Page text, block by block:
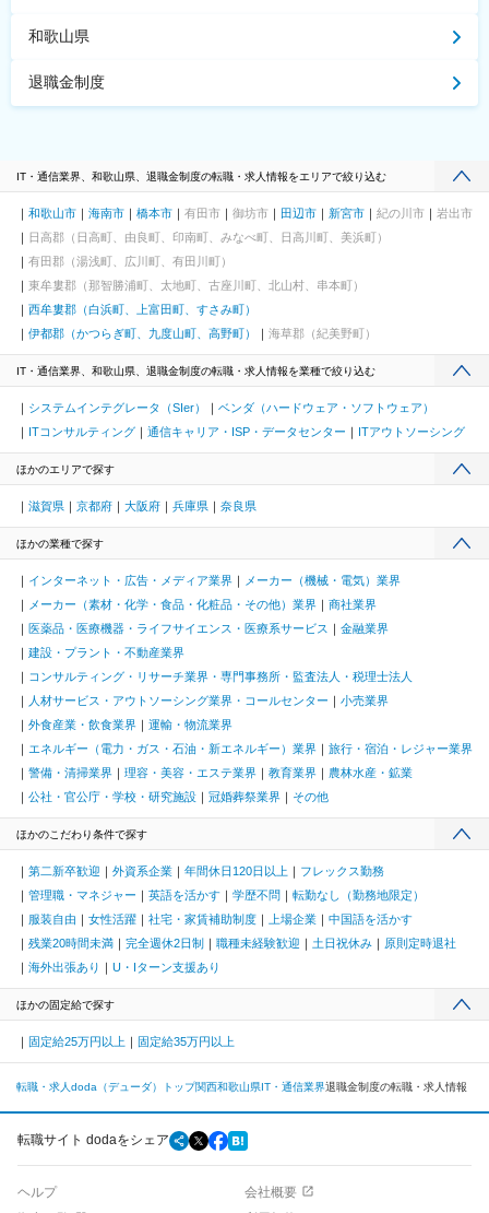
和歌山県
退職金制度
IT・通信業界、和歌山県、退職金制度の転職・求人情報をエリアで絞り込む
和歌山市 海南市 橋本市 有田市 御坊市 田辺市 新宮市 紀の川市
岩出市
日高郡（日高町、由良町、印南町、みなべ町、日高川町、美浜町）
有田郡（湯浅町、広川町、有田川町）
東牟婁郡（那智勝浦町、太地町、古座川町、北山村、串本町）
西牟婁郡（白浜町、上富田町、すさみ町）
伊都郡（かつらぎ町、九度山町、高野町）
海草郡（紀美野町）
IT・通信業界、和歌山県、退職金制度の転職・求人情報を業種で絞り込む
システムインテグレータ（SIer）
ベンダ（ハードウェア・ソフトウェア）
ITコンサルティング
通信キャリア・ISP・データセンター ITアウトソーシング
ほかのエリアで探す
滋賀県 京都府 大阪府 兵庫県 奈良県
ほかの業種で探す
インターネット・広告・メディア業界
メーカー（機械・電気）業界
メーカー（素材・化学・食品・化粧品・その他）業界
商社業界
医薬品・医療機器・ライフサイエンス・医療系サービス
金融業界
建設・プラント・不動産業界
コンサルティング・リサーチ業界・専門事務所・監査法人・税理士法人
人材サービス・アウトソーシング業界・コールセンター
小売業界
外食産業・飲食業界
運輸・物流業界
エネルギー（電力・ガス・石油・新エネルギー）業界
旅行・宿泊・レジャー業界
警備・清掃業界
理容・美容・エステ業界 教育業界
農林水産・鉱業
公社・官公庁・学校・研究施設
冠婚葬祭業界 その他
ほかのこだわり条件で探す
第二新卒歓迎 外資系企業 年間休日120日以上
フレックス勤務
管理職・マネジャー
英語を活かす 学歴不問
転勤なし（勤務地限定）
服装自由
女性活躍 社宅・家賃補助制度 上場企業
中国語を活かす
残業20時間未満
完全週休2日制 職種未経験歓迎 土日祝休み
原則定時退社
海外出張あり
U・Iターン支援あり
ほかの固定給で探す
固定給25万円以上 固定給35万円以上
転職・求人doda（デューダ）トップ関西和歌山県IT・通信業界退職金制度の転職・求人情報
転職サイト dodaをシェア
ヘルプ
会社概要